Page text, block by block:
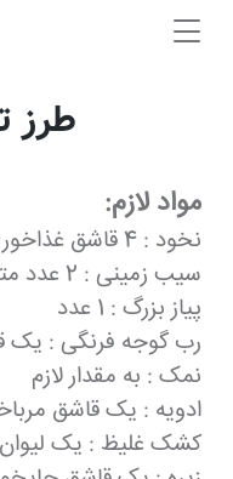
طرز
مواد لازم:
نخود : 4 قاشق غذاخوری
سیب زمینی : 2 عدد متوسط
پیاز بزرگ : 1 عدد
رب گوجه فرنگی : یک
نمک : به مقدار لازم
ادویه : یک قاشق
کشک غلیظ : یک لیوان